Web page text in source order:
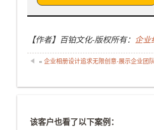
【作者】百铂文化-版权所有： 企业
« 企业相册设计追求无限创意-展示企业团
该客户也看了以下案例：